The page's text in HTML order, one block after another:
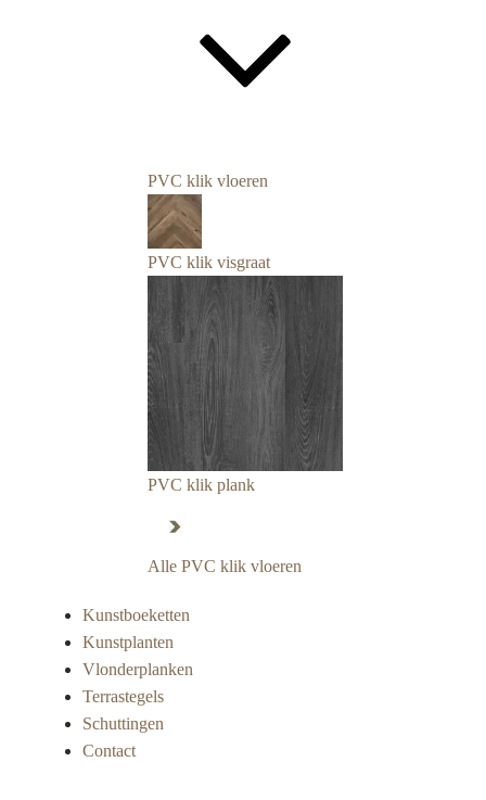
PVC klik vloeren
PVC klik visgraat
PVC klik plank
Alle PVC klik vloeren
Kunstboeketten
Kunstplanten
Vlonderplanken
Terrastegels
Schuttingen
Contact